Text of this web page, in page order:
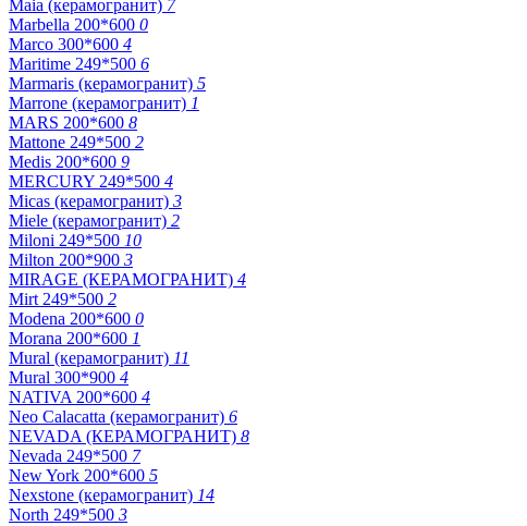
Maia (керамогранит) 7
Marbella 200*600 0
Marco 300*600 4
Maritime 249*500 6
Marmaris (керамогранит) 5
Marrone (керамогранит) 1
MARS 200*600 8
Mattone 249*500 2
Medis 200*600 9
MERCURY 249*500 4
Micas (керамогранит) 3
Miele (керамогранит) 2
Miloni 249*500 10
Milton 200*900 3
MIRAGE (КЕРАМОГРАНИТ) 4
Mirt 249*500 2
Modena 200*600 0
Morana 200*600 1
Mural (керамогранит) 11
Mural 300*900 4
NATIVA 200*600 4
Neo Calacatta (керамогранит) 6
NEVADA (КЕРАМОГРАНИТ) 8
Nevada 249*500 7
New York 200*600 5
Nexstone (керамогранит) 14
North 249*500 3